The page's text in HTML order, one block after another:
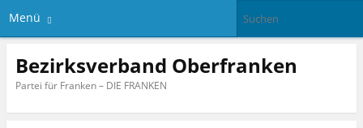
Menü
Bezirksverband Oberfranken
Partei für Franken – DIE FRANKEN